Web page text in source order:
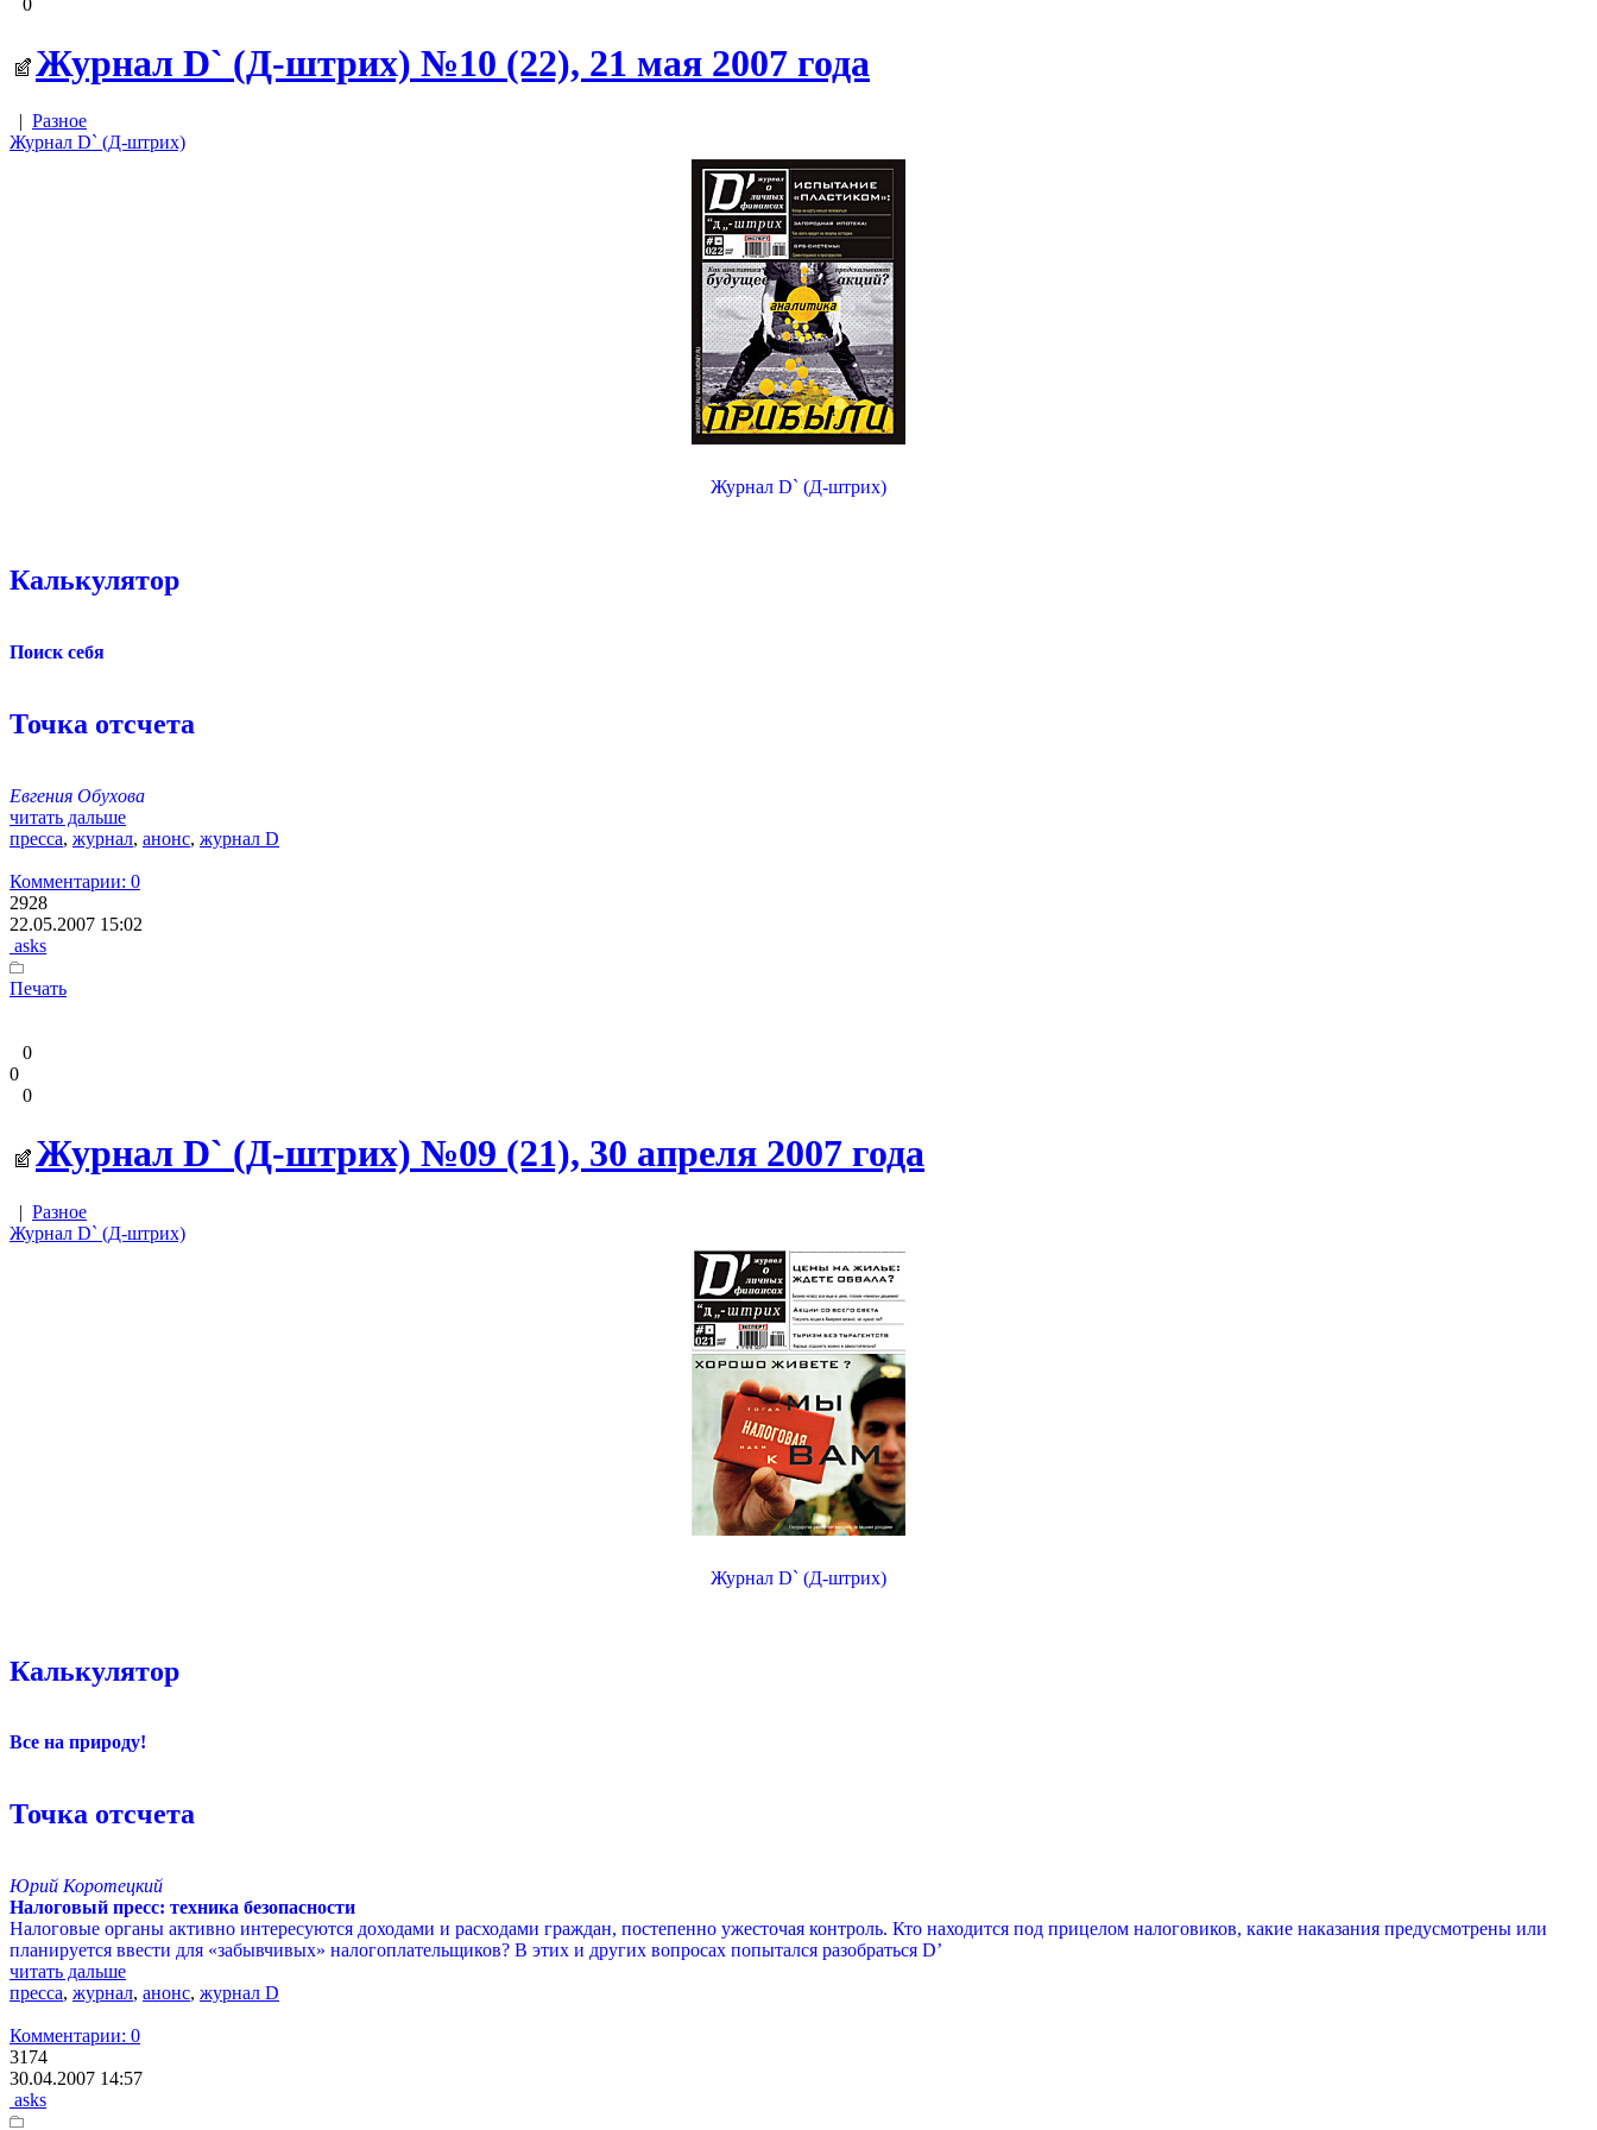
0
Журнал D` (Д-штрих) №10 (22), 21 мая 2007 года
| Разное
Журнал D` (Д-штрих)
Журнал D` (Д-штрих)
Калькулятор
Поиск себя
Точка отсчета
Евгения Обухова
читать дальше
пресса, журнал, анонс, журнал D
Комментарии: 0
2928
22.05.2007 15:02
asks
Печать
0
0
0
Журнал D` (Д-штрих) №09 (21), 30 апреля 2007 года
| Разное
Журнал D` (Д-штрих)
Журнал D` (Д-штрих)
Калькулятор
Все на природу!
Точка отсчета
Юрий Коротецкий
Налоговый пресс: техника безопасности
Налоговые органы активно интересуются доходами и расходами граждан, постепенно ужесточая контроль. Кто находится под прицелом налоговиков, какие наказания предусмотрены или
планируется ввести для «забывчивых» налогоплательщиков? В этих и других вопросах попытался разобраться D’
читать дальше
пресса, журнал, анонс, журнал D
Комментарии: 0
3174
30.04.2007 14:57
asks